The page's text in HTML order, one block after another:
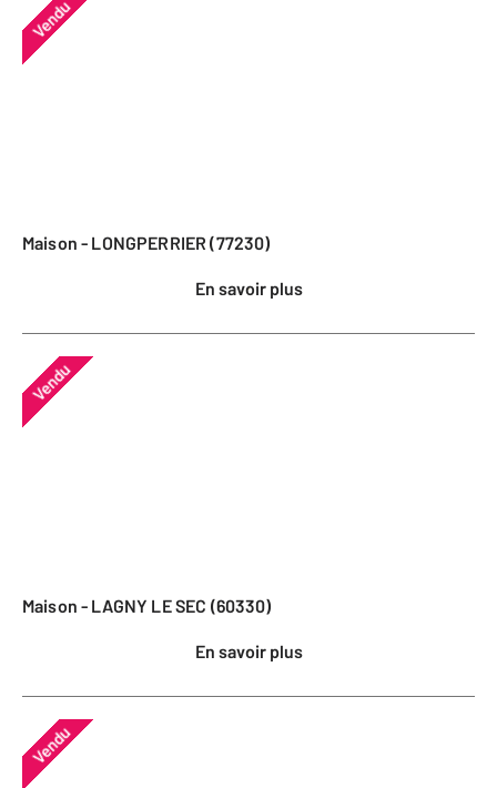
Vendu
Maison - LONGPERRIER (77230)
En savoir plus
Vendu
Maison - LAGNY LE SEC (60330)
En savoir plus
Vendu